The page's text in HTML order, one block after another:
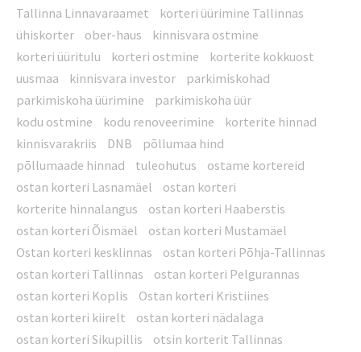
Tallinna Linnavaraamet
korteri üürimine Tallinnas
ühiskorter
ober-haus
kinnisvara ostmine
korteri üüritulu
korteri ostmine
korterite kokkuost
uusmaa
kinnisvara investor
parkimiskohad
parkimiskoha üürimine
parkimiskoha üür
kodu ostmine
kodu renoveerimine
korterite hinnad
kinnisvarakriis
DNB
põllumaa hind
põllumaade hinnad
tuleohutus
ostame kortereid
ostan korteri Lasnamäel
ostan korteri
korterite hinnalangus
ostan korteri Haaberstis
ostan korteri Õismäel
ostan korteri Mustamäel
Ostan korteri kesklinnas
ostan korteri Põhja-Tallinnas
ostan korteri Tallinnas
ostan korteri Pelgurannas
ostan korteri Koplis
Ostan korteri Kristiines
ostan korteri kiirelt
ostan korteri nädalaga
ostan korteri Sikupillis
otsin korterit Tallinnas